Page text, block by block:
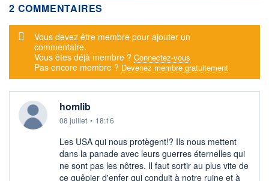
2 COMMENTAIRES
Message d'alerte
Vous devez être membre pour ajouter un
commentaire.
Vous êtes déjà membre ? Connectez-vous
Pas encore membre ? Devenez membre gratuitement
homlib
08 juillet • 18:16
Les USA qui nous protègent!? Ils nous mettent
dans la panade avec leurs guerres éternelles qui
ne sont pas les nôtres. Il faut sortir au plus vite de
ce guêpier d'enfer qui conduit à notre ruine et à